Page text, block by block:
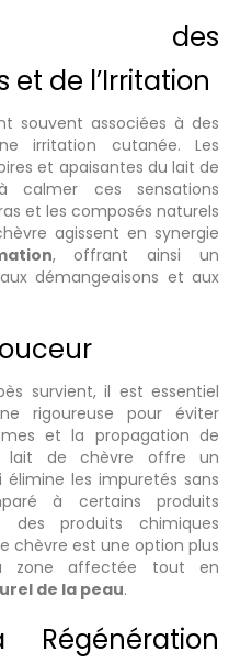
des
de l’Irritation
souvent associées à des
irritation cutanée. Les
et apaisantes du lait de
calmer ces sensations
et les composés naturels
agissent en synergie
, offrant ainsi un
démangeaisons et aux
survient, il est essentiel
rigoureuse pour éviter
et la propagation de
lait de chèvre offre un
les impuretés sans
à certains produits
des produits chimiques
chèvre est une option plus
zone affectée tout en
de la peau.